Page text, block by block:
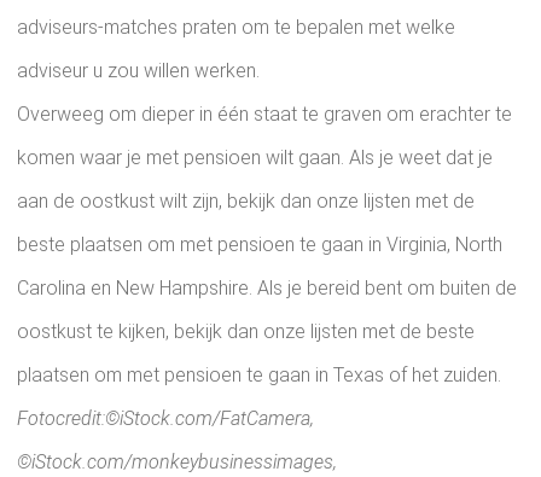
adviseurs-matches praten om te bepalen met welke
adviseur u zou willen werken.
Overweeg om dieper in één staat te graven om erachter te
komen waar je met pensioen wilt gaan. Als je weet dat je
aan de oostkust wilt zijn, bekijk dan onze lijsten met de
beste plaatsen om met pensioen te gaan in Virginia, North
Carolina en New Hampshire. Als je bereid bent om buiten de
oostkust te kijken, bekijk dan onze lijsten met de beste
plaatsen om met pensioen te gaan in Texas of het zuiden.
Fotocredit:©iStock.com/FatCamera,
©iStock.com/monkeybusinessimages,